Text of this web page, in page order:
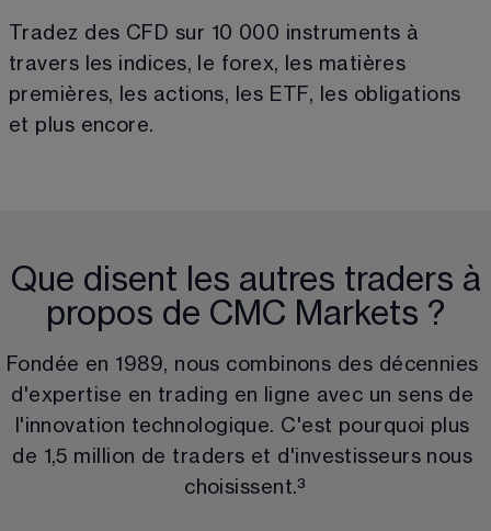
Tradez des CFD sur 10 000 instruments à
travers les indices, le forex, les matières
premières, les actions, les ETF, les obligations
et plus encore.
Que disent les autres traders à
propos de CMC Markets ?
Fondée en 1989, nous combinons des décennies
d'expertise en trading en ligne avec un sens de
l'innovation technologique. C'est pourquoi plus
de 1,5 million de traders et d'investisseurs nous
choisissent.³